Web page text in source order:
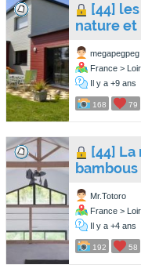
[44]
nature et
megapegpeg
France >
Il y a +9 ans
168 79
[44]
bambous
Mr.Totoro
France >
Il y a +4 ans
192 58